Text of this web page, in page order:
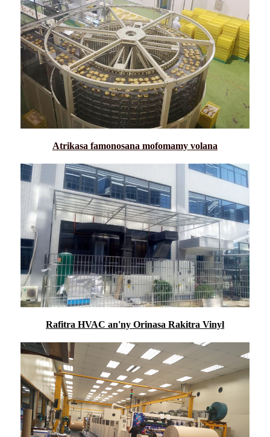
Atrikasa famonosana mofomamy volana
Rafitra HVAC an'ny Orinasa Rakitra Vinyl